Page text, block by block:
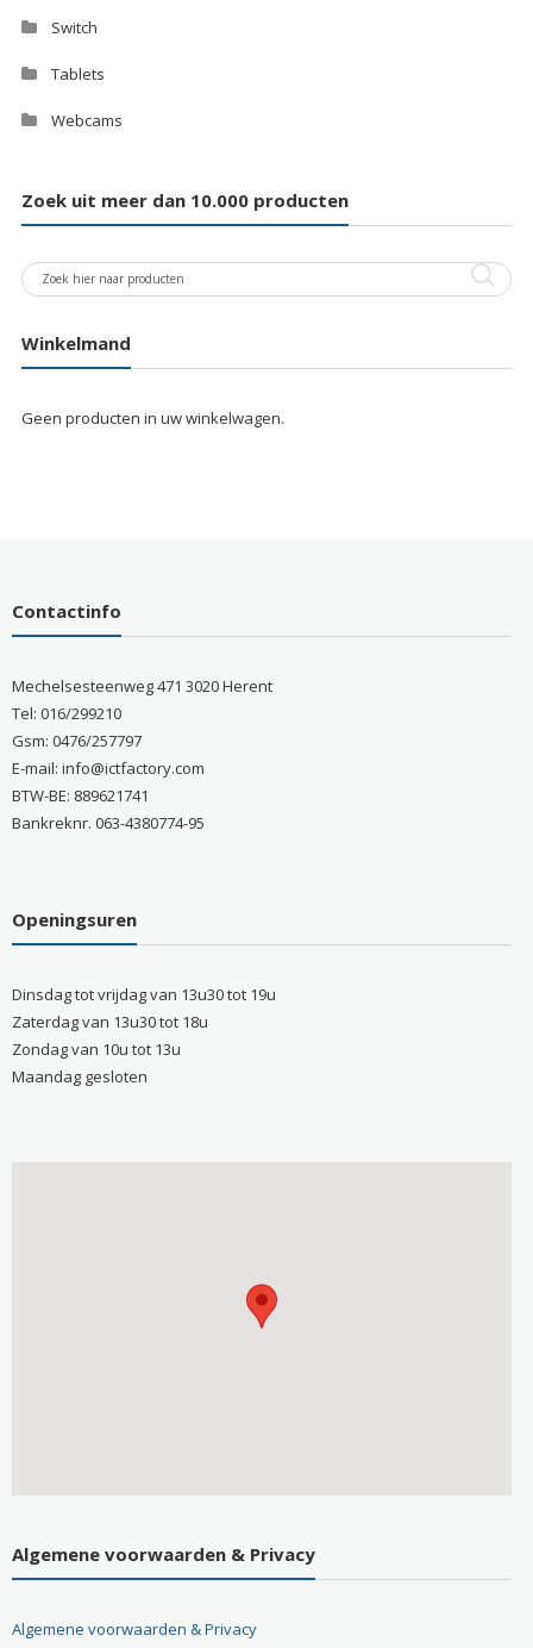
Switch
Tablets
Webcams
Zoek uit meer dan 10.000 producten
Winkelmand
Geen producten in uw winkelwagen.
Contactinfo
Mechelsesteenweg 471 3020 Herent
Tel: 016/299210
Gsm: 0476/257797
E-mail: info@ictfactory.com
BTW-BE: 889621741
Bankreknr. 063-4380774-95
Openingsuren
Dinsdag tot vrijdag van 13u30 tot 19u
Zaterdag van 13u30 tot 18u
Zondag van 10u tot 13u
Maandag gesloten
Algemene voorwaarden & Privacy
Algemene voorwaarden & Privacy